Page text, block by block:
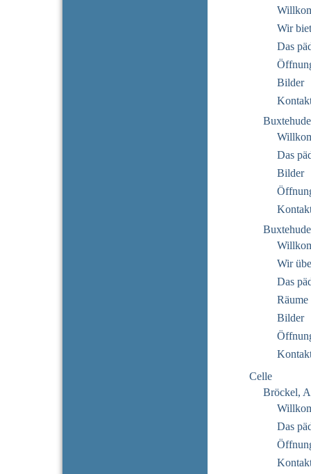
Wir
Das
Bilder
Das
Bilder
Wir
Das
Räume
Bilder
Celle
Bröckel,
Das